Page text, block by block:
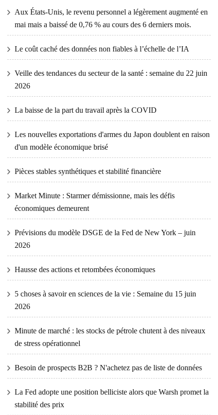
Aux États-Unis, le revenu personnel a légèrement augmenté en
mai mais a baissé de 0,76 % au cours des 6 derniers mois.
Le coût caché des données non fiables à l’échelle de l’IA
Veille des tendances du secteur de la santé : semaine du 22 juin
2026
La baisse de la part du travail après la COVID
Les nouvelles exportations d'armes du Japon doublent en raison
d'un modèle économique brisé
Pièces stables synthétiques et stabilité financière
Market Minute : Starmer démissionne, mais les défis
économiques demeurent
Prévisions du modèle DSGE de la Fed de New York – juin
2026
Hausse des actions et retombées économiques
5 choses à savoir en sciences de la vie : Semaine du 15 juin
2026
Minute de marché : les stocks de pétrole chutent à des niveaux
de stress opérationnel
Besoin de prospects B2B ? N'achetez pas de liste de données
La Fed adopte une position belliciste alors que Warsh promet la
stabilité des prix